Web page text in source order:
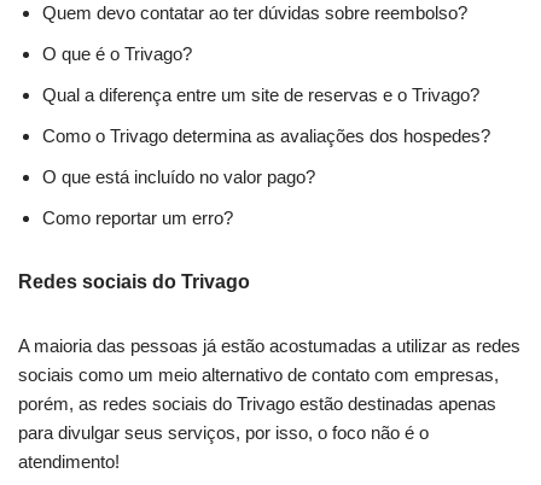
Quem devo contatar ao ter dúvidas sobre reembolso?
O que é o Trivago?
Qual a diferença entre um site de reservas e o Trivago?
Como o Trivago determina as avaliações dos hospedes?
O que está incluído no valor pago?
Como reportar um erro?
Redes sociais do Trivago
A maioria das pessoas já estão acostumadas a utilizar as redes
sociais como um meio alternativo de contato com empresas,
porém, as redes sociais do Trivago estão destinadas apenas
para divulgar seus serviços, por isso, o foco não é o
atendimento!